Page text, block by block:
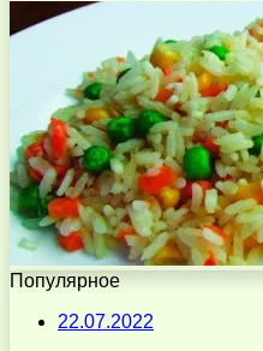
Популярное
22.07.2022